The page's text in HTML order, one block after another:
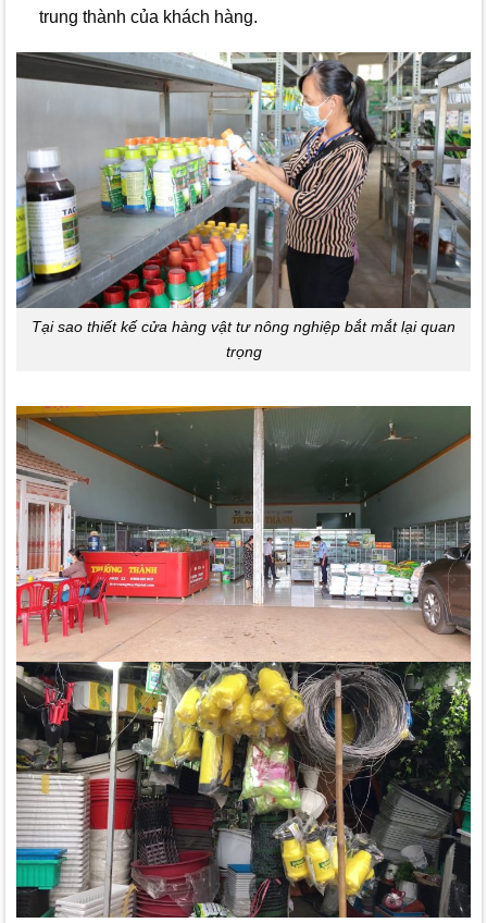
trung thành của khách hàng.
Tại sao thiết kế cửa hàng vật tư nông nghiệp bắt mắt lại quan
trọng